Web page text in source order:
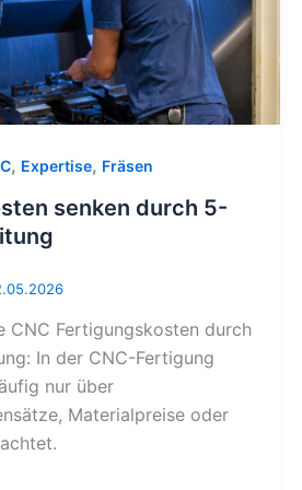
, Expertise, Fräsen
senken durch 5-
CNC Fertigungskosten durch
In der CNC-Fertigung
nur über
Materialpreise oder